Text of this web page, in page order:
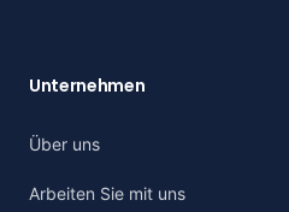
Unternehmen
Über uns
Arbeiten Sie mit uns